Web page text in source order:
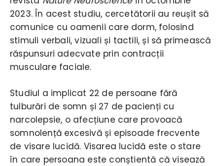
2023. În acest studiu, cercetătorii au reușit să
comunice cu oamenii care dorm, folosind
stimuli verbali, vizuali și tactili, și să primească
răspunsuri adecvate prin contracții
musculare faciale.
Studiul a implicat 22 de persoane fără
tulburări de somn și 27 de pacienți cu
narcolepsie, o afecțiune care provoacă
somnolență excesivă și episoade frecvente
de visare lucidă. Visarea lucidă este o stare
în care persoana este conștientă că visează